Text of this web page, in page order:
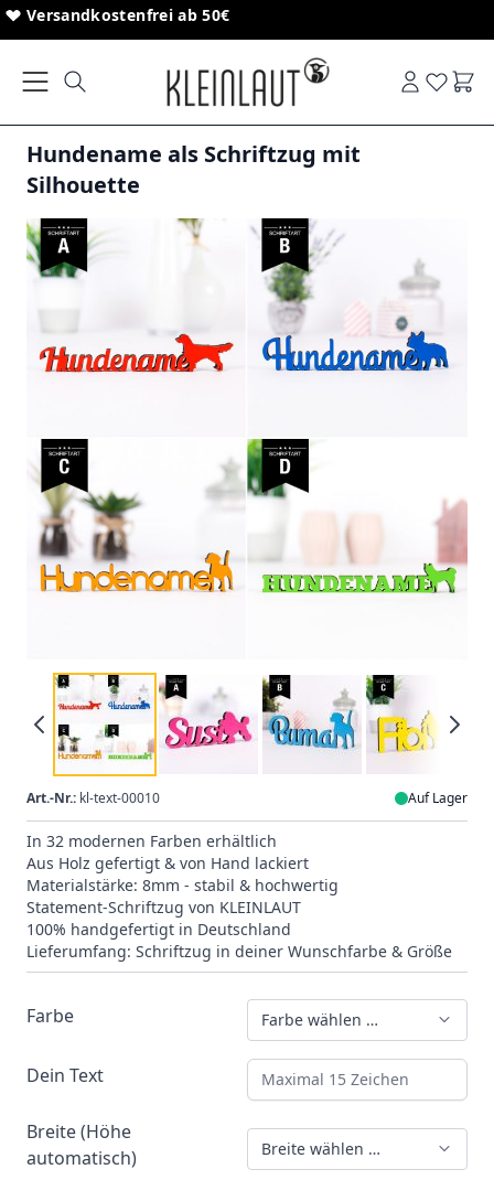
Direkt zum Inhalt
Versandkostenfrei ab 50€
Sonderanfertigungen von Schriftzügen
Hundename als Schriftzug mit
Silhouette
Art.-Nr.: kl-text-00010 Auf Lager
In 32 modernen Farben erhältlich
Aus Holz gefertigt & von Hand lackiert
Materialstärke: 8mm - stabil & hochwertig
Statement-Schriftzug von KLEINLAUT
100% handgefertigt in Deutschland
Lieferumfang: Schriftzug in deiner Wunschfarbe & Größe
Farbe Farbe wählen …
Dein Text
Breite (Höhe
automatisch)
Breite wählen …